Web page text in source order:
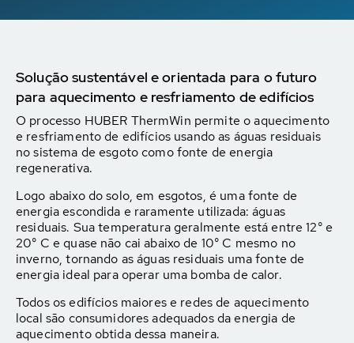
Solução sustentável e orientada para o futuro
para aquecimento e resfriamento de edifícios
O processo HUBER ThermWin permite o aquecimento
e resfriamento de edifícios usando as águas residuais
no sistema de esgoto como fonte de energia
regenerativa.
Logo abaixo do solo, em esgotos, é uma fonte de
energia escondida e raramente utilizada: águas
residuais. Sua temperatura geralmente está entre 12° e
20° C e quase não cai abaixo de 10° C mesmo no
inverno, tornando as águas residuais uma fonte de
energia ideal para operar uma bomba de calor.
Todos os edifícios maiores e redes de aquecimento
local são consumidores adequados da energia de
aquecimento obtida dessa maneira.